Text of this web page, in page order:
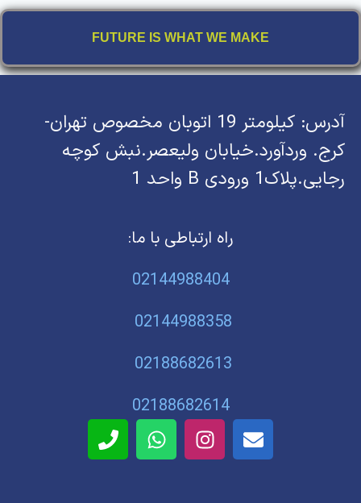
FUTURE IS WHAT WE MAKE
آدرس: کیلومتر 19 اتوبان مخصوص تهران-
کرج. وردآورد.خیابان ولیعصر.نبش کوچه
رجایی.پلاک1 ورودی B واحد 1
راه ارتباطی با ما:
02144988404
02144988358
02188682613
02188682614